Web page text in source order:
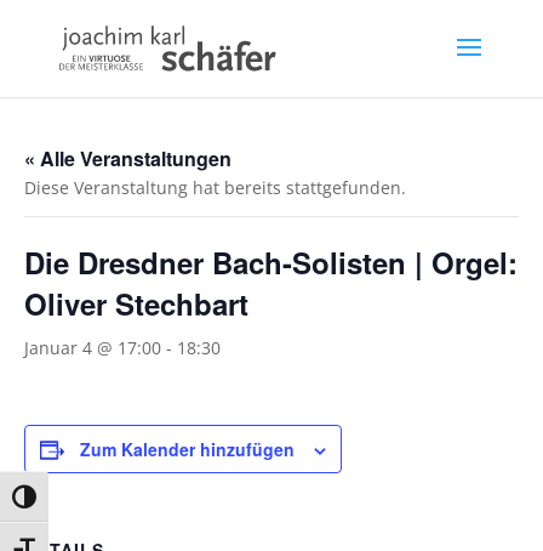
Umschalten auf hohe Kontraste
« Alle Veranstaltungen
Diese Veranstaltung hat bereits stattgefunden.
Die Dresdner Bach-Solisten | Orgel:
Oliver Stechbart
Januar 4 @ 17:00 - 18:30
Zum Kalender hinzufügen